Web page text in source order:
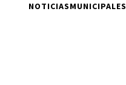
NOTICIASMUNICIPALES